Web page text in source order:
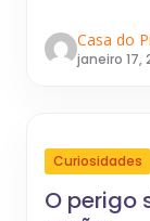
Casa do
janeiro 17,
Curiosidades
O perigo